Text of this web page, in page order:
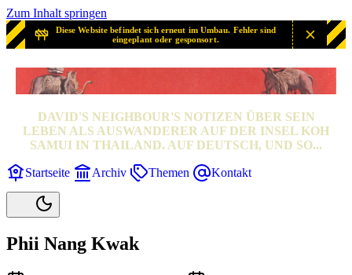
Zum Inhalt springen
Diese Website befindet sich erneut im Umbau. Fehler sind
eingeplant oder gesponsort.
SAMUI? SAMUI!
DAVID'S NEIGHBOUR'S NOTIZEN ÜBER SEIN
LEBEN ALS AUSWANDERER AUF DER INSEL KOH
SAMUI IN THAILAND. AUF DEUTSCH, UND SO...
Startseite Archiv Themen Kontakt
Phii Nang Kwak